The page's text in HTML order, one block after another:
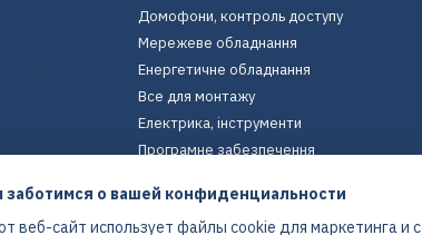
Домофони, контроль доступу
Мережеве обладнання
Енергетичне обладнання
Все для монтажу
Електрика, інструменти
Програмне забезпечення
Екіпірування
Енергетичне обладнання
заботимся о вашей конфиденциальности
веб-сайт использует файлы cookie для маркетинга и